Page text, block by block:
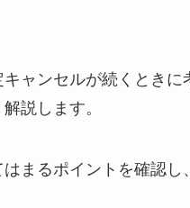
ャンセルが続くときに
説します。
まるポイントを確認し